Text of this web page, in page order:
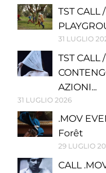
TST CALL
31 LUGLIO
TST CALL
AZIONI...
31 LUGLIO 2026
.MOV
Forêt
29 LUGLIO
CALL